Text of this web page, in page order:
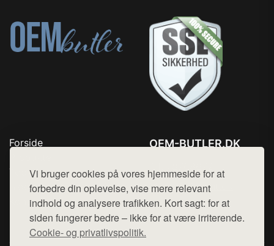
Vi bruger cookies på vores hjemmeside for at
forbedre din oplevelse, vise mere relevant
indhold og analysere trafikken. Kort sagt: for at
siden fungerer bedre – ikke for at være irriterende.
Cookie- og privatlivspolitik.
Forside
Top Rabatter
Blog
Kontakt
OEM-BUTLER.DK
Mail: hej@want.dk
Cookie- og privatlivspolitik